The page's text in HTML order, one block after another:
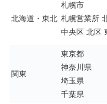
北海道・東北
札幌市
札幌営業所
中央区 北区
関東
東京都
神奈川県
埼玉県
千葉県